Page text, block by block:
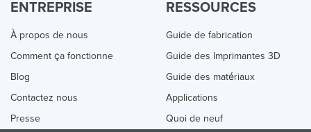
ENTREPRISE
À propos de nous
Comment ça fonctionne
Blog
Contactez nous
Presse
RESSOURCES
Guide de fabrication
Guide des Imprimantes 3D
Guide des matériaux
Applications
Quoi de neuf